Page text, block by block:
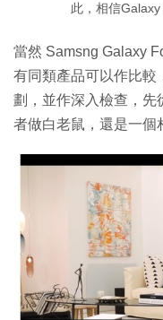
此，相信Galaxy
當然 Samsng Galaxy
有同類產品可以作比較
劃，並作深入檢查，先
者做白老鼠，還是一個